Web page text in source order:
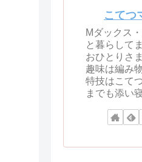
こてつ
Mダックス
と暮らして
おひとりさま
趣味は編み物
特技はこて
までも添い